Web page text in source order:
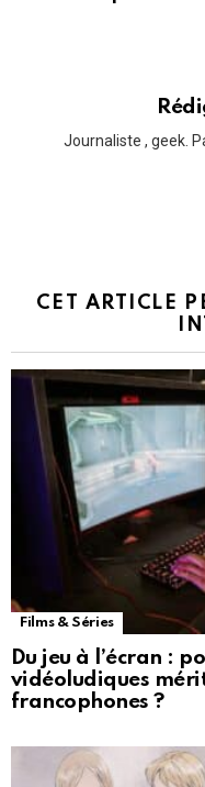
Journaliste , geek.
CET ARTICLE
Films & Séries
Du jeu à l’écran :
vidéoludiques
francophones ?